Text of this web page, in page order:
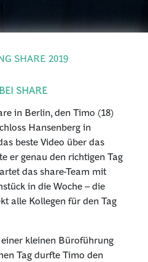
SHARE 2019
SHARE
in Berlin, den Timo (18)
Hansenberg in
beste Video über das
er genau den richtigen Tag
das share-Team mit
in die Woche – die
alle Kollegen für den Tag
kleinen Büroführung
Tag durfte Timo den